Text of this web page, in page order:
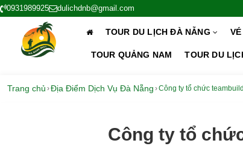
0931989925 dulichdnb@gmail.com
TOUR DU LỊCH ĐÀ NẴNG
TOUR QUẢNG NAM TOUR DU
Trang chủ ›Địa Điểm Dịch Vụ Đà Nẵng ›Công ty tổ chức
Công ty tổ